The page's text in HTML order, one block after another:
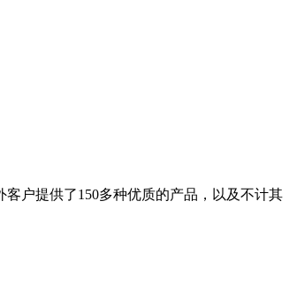
户提供了150多种优质的产品，以及不计其